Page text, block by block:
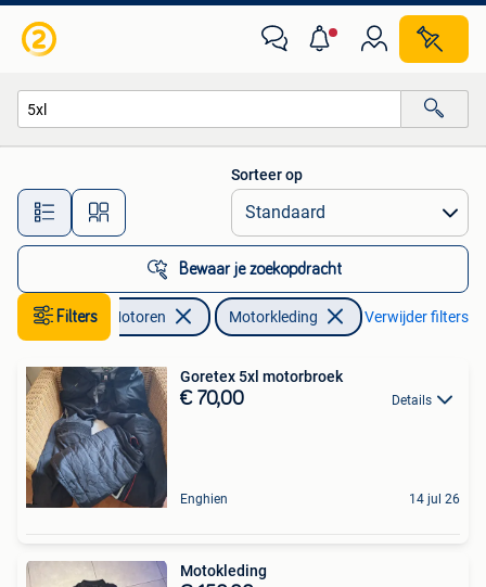
Alle afstanden…
Sorteer op
Bewaar je zoekopdracht
Filters Motoren Motorkleding Verwijder filters
Goretex 5xl motorbroek
€ 70,00 Details
Enghien 14 jul 26
Motokleding